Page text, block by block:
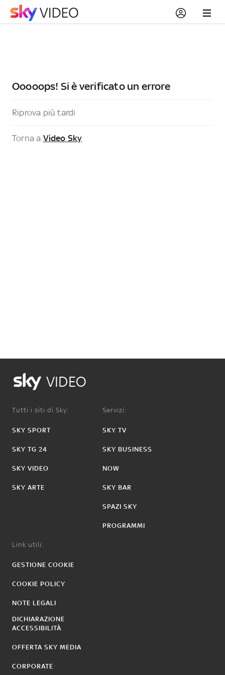
Ooooops! Si è verificato un errore
Riprova più tardi
Torna a Video Sky
VIDEO
Tutti i siti di Sky:
SKY SPORT
SKY TG 24
SKY VIDEO
SKY ARTE
Servizi:
SKY TV
SKY BUSINESS
NOW
SKY BAR
SPAZI SKY
PROGRAMMI
Link utili:
GESTIONE COOKIE
COOKIE POLICY
NOTE LEGALI
DICHIARAZIONE
ACCESSIBILITÀ
OFFERTA SKY MEDIA
CORPORATE